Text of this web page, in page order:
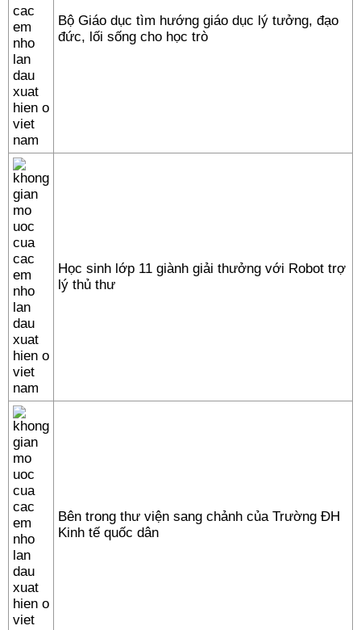
Bộ Giáo dục tìm hướng giáo dục lý tưởng, đạo
đức, lối sống cho học trò
Học sinh lớp 11 giành giải thưởng với Robot trợ
lý thủ thư
Bên trong thư viện sang chảnh của Trường ĐH
Kinh tế quốc dân